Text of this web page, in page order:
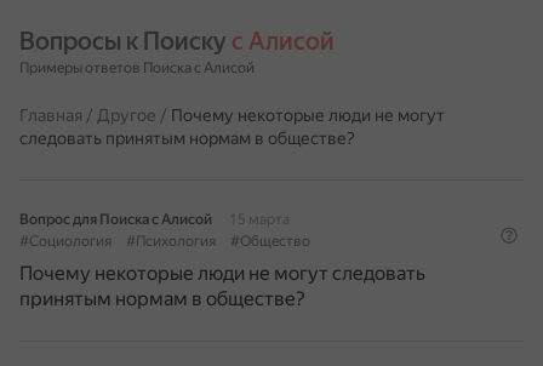
Вопросы к Поиску с Алисой
Примеры ответов Поиска с Алисой
Главная / Другое / Почему некоторые люди не могут
следовать принятым нормам в обществе?
Вопрос для Поиска с Алисой
15 марта
#Социология
#Психология #Общество
Почему некоторые люди не могут следовать
принятым нормам в обществе?